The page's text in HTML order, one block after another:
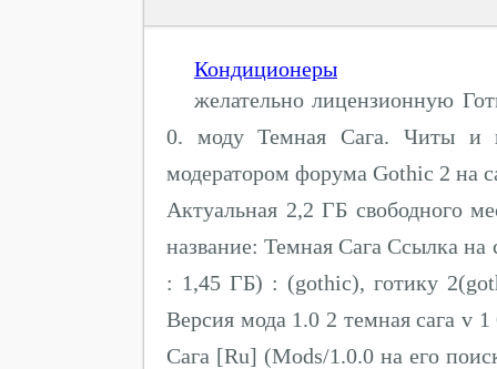
Кондиционеры
желательно лицензионную
0. моду Темная Сага. Читы и
модератором форума Gothic 2 на
Актуальная 2,2 ГБ свободного
название: Темная Сага Ссылка на
: 1,45 ГБ) : (gothic), готику
Версия мода 1.0 2 темная сага v
Сага [Ru] (Mods/1.0.0 на его